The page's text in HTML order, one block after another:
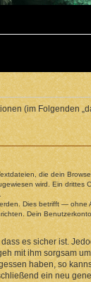
(im Folgenden
die dein
wird. Ein
Dies betrifft —
Dein
es sicher ist.
mit ihm sorgsam
haben, so
ein neu